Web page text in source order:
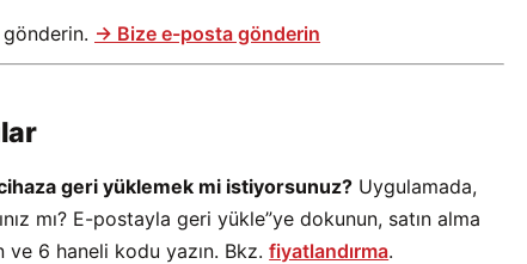
→ Bize e-posta gönderin
geri yüklemek mi istiyorsunuz? Uygulamada,
mı? E-postayla geri yükle”ye dokunun, satın alma
ve 6 haneli kodu yazın. Bkz.fiyatlandırma.